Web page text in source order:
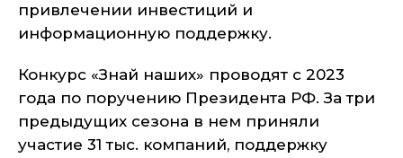
привлечении инвестиций и
информационную поддержку.
Конкурс «Знай наших» проводят с 2023
года по поручению Президента РФ. За три
предыдущих сезона в нем приняли
участие 31 тыс. компаний, поддержку